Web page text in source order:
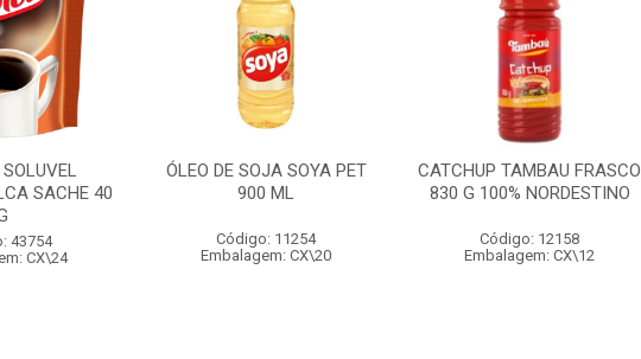
SACHE 40
43754
CX\24
ÓLEO DE SOJA SOYA PET
900 ML
Código: 11254
Embalagem: CX\20
CATCHUP TAMBAU FRASCO
830 G 100% NORDESTINO
Código: 12158
Embalagem: CX\12